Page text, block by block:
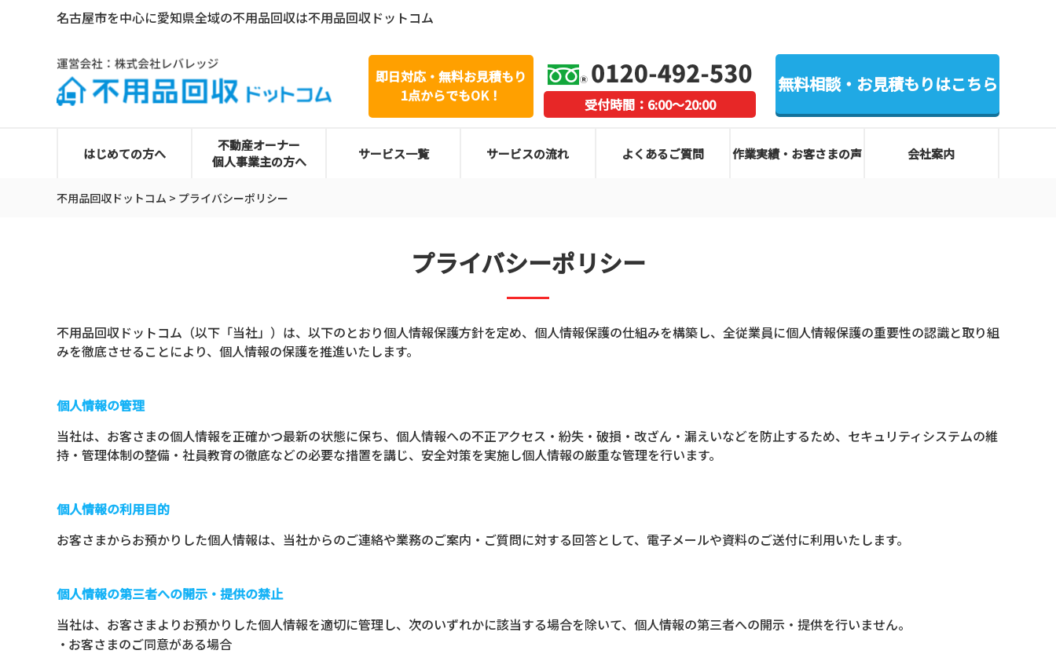
名古屋市を中心に愛知県全域の不用品回収は不用品回収ドットコム
はじめての方へ
不動産オーナー
個人事業主の方へ
サービス一覧 サービスの流れ よくあるご質問 作業実績・お客さまの声 会社案内
即日対応・無料お見積もり
1点からでもOK！
0120-492-530
受付時間：6:00～20:00
無料相談・お見積もりはこちら
不用品回収ドットコム > プライバシーポリシー
プライバシーポリシー
不用品回収ドットコム（以下「当社」）は、以下のとおり個人情報保護方針を定め、個人情報保護の仕組みを構築し、全従業員に個人情報保護の重要性の認識と取り組
みを徹底させることにより、個人情報の保護を推進いたします。
個人情報の管理
当社は、お客さまの個人情報を正確かつ最新の状態に保ち、個人情報への不正アクセス・紛失・破損・改ざん・漏えいなどを防止するため、セキュリティシステムの維
持・管理体制の整備・社員教育の徹底などの必要な措置を講じ、安全対策を実施し個人情報の厳重な管理を行います。
個人情報の利用目的
お客さまからお預かりした個人情報は、当社からのご連絡や業務のご案内・ご質問に対する回答として、電子メールや資料のご送付に利用いたします。
個人情報の第三者への開示・提供の禁止
当社は、お客さまよりお預かりした個人情報を適切に管理し、次のいずれかに該当する場合を除いて、個人情報の第三者への開示・提供を行いません。
お客さまのご同意がある場合